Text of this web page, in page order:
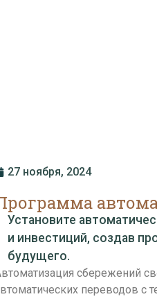
27 ноября, 2024
Установите
и инвестиций, создав
будущего.
сбережений
переводов с